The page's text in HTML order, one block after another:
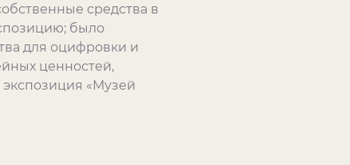
средства в
было
для оцифровки и
ценностей,
«Музей